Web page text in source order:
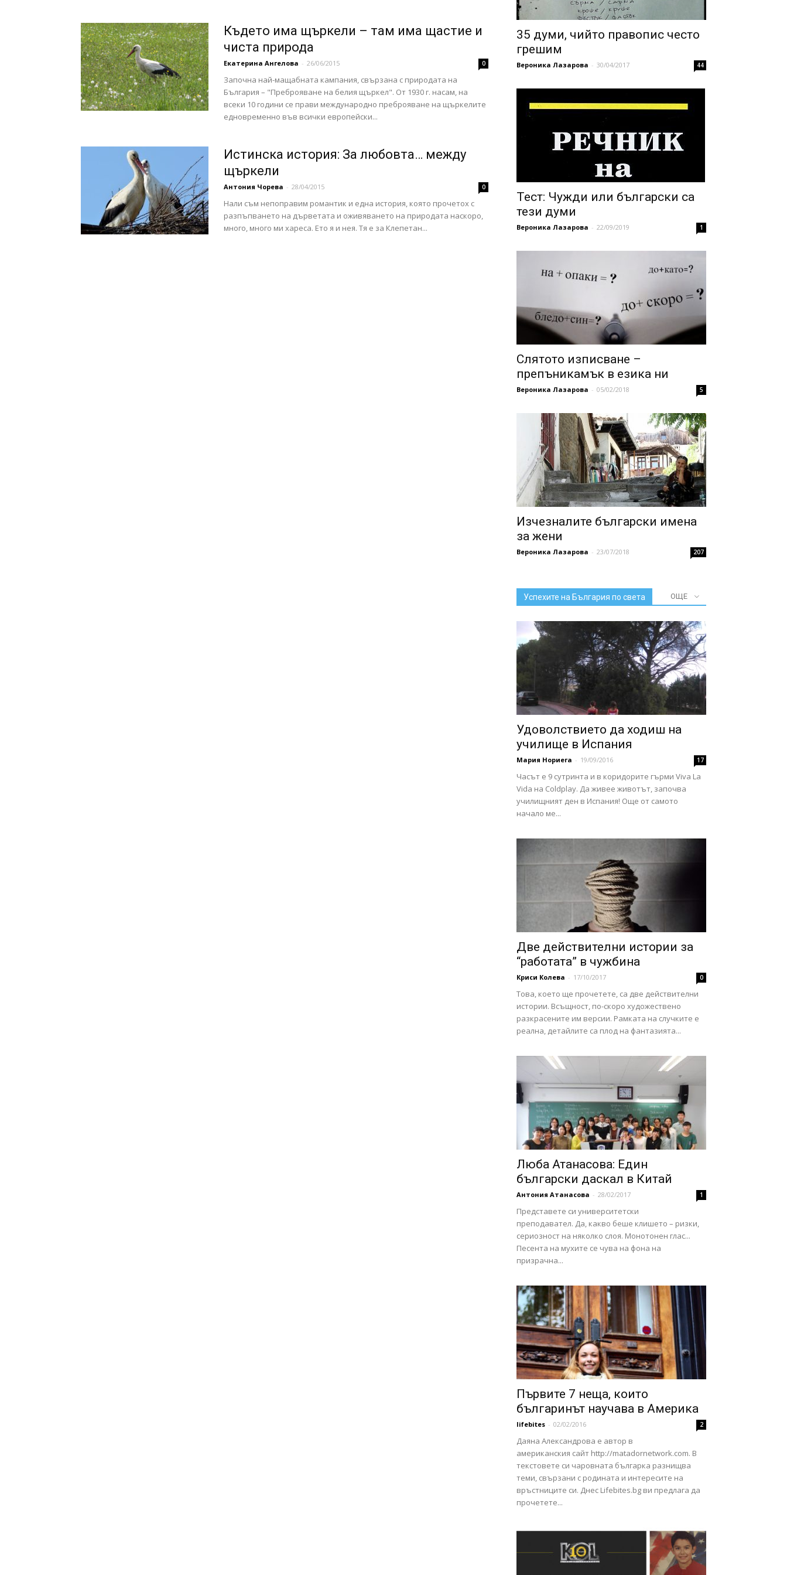
вкус
живот
Където има щъркели – там има щастие и
чиста природа
Екатерина Ангелова - 26/06/2015 0
Започна най-мащабната кампания, свързана с природата на
България – "Преброяване на белия щъркел". От 1930 г. насам, на
всеки 10 години се прави международно преброяване на щъркелите
едновременно във всички европейски...
Истинска история: За любовта… между
щъркели
Антония Чорева - 28/04/2015 0
Нали съм непоправим романтик и една история, която прочетох с
разпъпването на дърветата и оживяването на природата наскоро,
много, много ми хареса. Ето я и нея. Тя е за Клепетан...
35 думи, чийто правопис често
грешим
Вероника Лазарова - 30/04/2017 44
Тест: Чужди или български са
тези думи
Вероника Лазарова - 22/09/2019 1
Слятото изписване –
препъникамък в езика ни
Вероника Лазарова - 05/02/2018 5
Изчезналите български имена
за жени
Вероника Лазарова - 23/07/2018 207
Успехите на България по света ОЩЕ
Удоволствието да ходиш на
училище в Испания
Мария Нориега - 19/09/2016 17
Часът е 9 сутринта и в коридорите гърми Viva La
Vida на Coldplay. Да живее животът, започва
училищният ден в Испания! Още от самото
начало ме...
Две действителни истории за
“работата” в чужбина
Криси Колева - 17/10/2017 0
Това, което ще прочетете, са две действителни
истории. Всъщност, по-скоро художествено
разкрасените им версии. Рамката на случките е
реална, детайлите са плод на фантазията...
Люба Атанасова: Един
български даскал в Китай
Антония Атанасова - 28/02/2017 1
Представете си университетски
преподавател. Да, какво беше клишето – ризки,
сериозност на няколко слоя. Монотонен глас...
Песента на мухите се чува на фона на
призрачна...
Първите 7 неща, които
българинът научава в Америка
lifebites - 02/02/2016 2
Даяна Александрова е автор в
американския сайт http://matadornetwork.com. В
текстовете си чаровната българка разнищва
теми, свързани с родината и интересите на
връстниците си. Днес Lifebites.bg ви предлага да
прочетете...